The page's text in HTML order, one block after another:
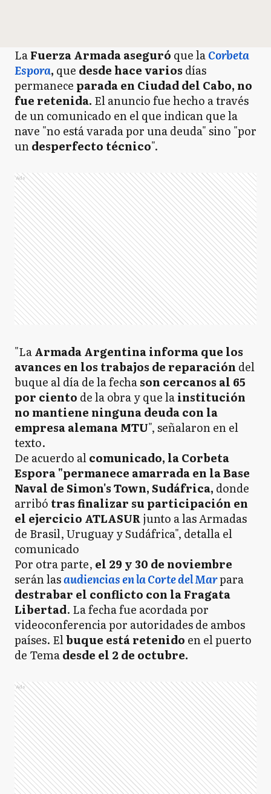
LaFuerza Armada aseguró que laCorbeta
Espora, que desde hace varios días
permanece parada en Ciudad del Cabo, no
fue retenida. El anuncio fue hecho a través
de un comunicado en el que indican que la
nave "no está varada por una deuda" sino "por
undesperfecto técnico".
Ads
"LaArmada Argentina informa que los
avances en los trabajos de reparación del
buque al día de la fechason cercanos al 65
por ciento de la obra y que lainstitución
no mantiene ninguna deuda con la
empresa alemana MTU", señalaron en el
texto.
De acuerdo alcomunicado, la Corbeta
Espora "permanece amarrada en la Base
Naval de Simon's Town, Sudáfrica, donde
arribó tras finalizar su participación en
el ejercicio ATLASURjunto a las Armadas
de Brasil, Uruguay y Sudáfrica", detalla el
comunicado
Por otra parte, el 29 y 30 de noviembre
serán lasaudiencias en la Corte del Marpara
destrabar el conflicto con la Fragata
Libertad. La fecha fue acordada por
videoconferencia por autoridades de ambos
países. Elbuque está retenido en el puerto
de Temadesde el 2 de octubre.
Ads